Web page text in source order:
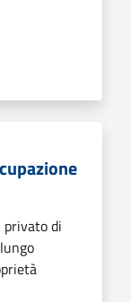
privato di